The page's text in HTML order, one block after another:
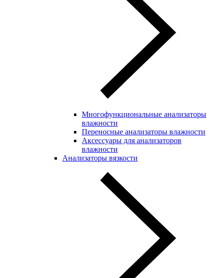
Многофункциональные анализаторы
влажности
Переносные анализаторы влажности
Аксессуары для анализаторов
влажности
Анализаторы вязкости